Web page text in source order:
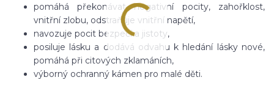
pomáhá překonávat negativní pocity, zahořklost,
vnitřní zlobu, odstraňuje vnitřní napětí,
navozuje pocit bezpečí a jistoty,
posiluje lásku a dodává odvahu k hledání lásky nové,
pomáhá při citových zklamáních,
výborný ochranný kámen pro malé děti.